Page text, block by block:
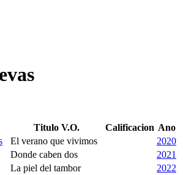
Titulo V.O. Calificacion Ano
El verano que vivimos
2020
Donde caben dos
2021
La piel del tambor
2022